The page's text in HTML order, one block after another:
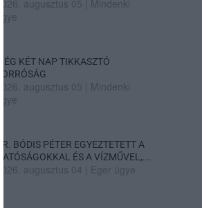
2026. augusztus 05
Mindenki
ügye
MÉG KÉT NAP TIKKASZTÓ
FORRÓSÁG
2026. augusztus 05
Mindenki
ügye
DR. BÓDIS PÉTER EGYEZTETETT A
HATÓSÁGOKKAL ÉS A VÍZMŰVEL,...
2026. augusztus 04 Eger ügye